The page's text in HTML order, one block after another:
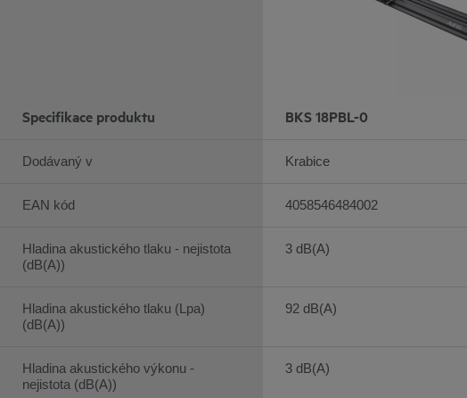
Specifikace produktu
Dodávaný v
EAN kód
Hladina akustického tlaku - nejistota
(dB(A))
Hladina akustického tlaku (Lpa)
(dB(A))
Hladina akustického výkonu -
nejistota (dB(A))
BKS 18PBL-0
Krabice
4058546484002
3 dB(A)
92 dB(A)
3 dB(A)